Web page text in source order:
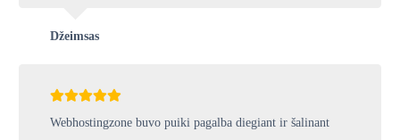
Džeimsas
Webhostingzone buvo puiki pagalba diegiant ir šalinant